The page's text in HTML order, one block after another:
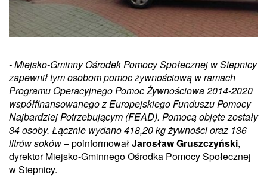
- Miejsko-Gminny Ośrodek Pomocy Społecznej w Stepnicy
zapewnił tym osobom pomoc żywnościową w ramach
Programu Operacyjnego Pomoc Żywnościowa 2014-2020
współfinansowanego z Europejskiego Funduszu Pomocy
Najbardziej Potrzebującym (FEAD). Pomocą objęte zostały
34 osoby. Łącznie wydano 418,20 kg żywności oraz 136
litrów soków– poinformowałJarosław Gruszczyński,
dyrektor Miejsko-Gminnego Ośrodka Pomocy Społecznej
w Stepnicy.